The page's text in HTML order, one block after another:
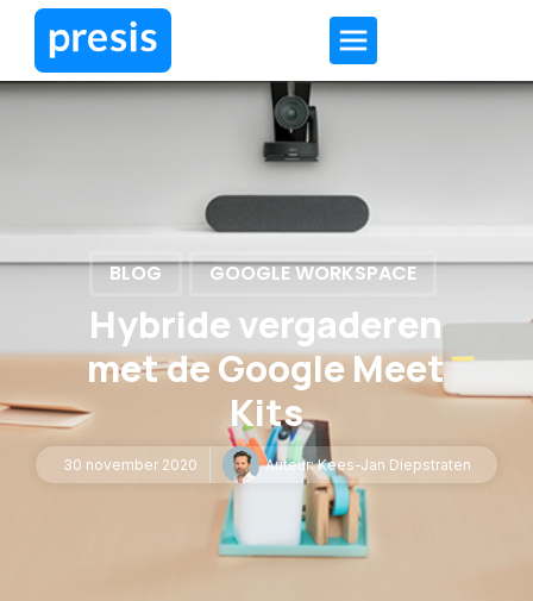
BLOG GOOGLE WORKSPACE
Hybride vergaderen
met de Google Meet
Kits
30 november 2020 Auteur:Kees-Jan Diepstraten